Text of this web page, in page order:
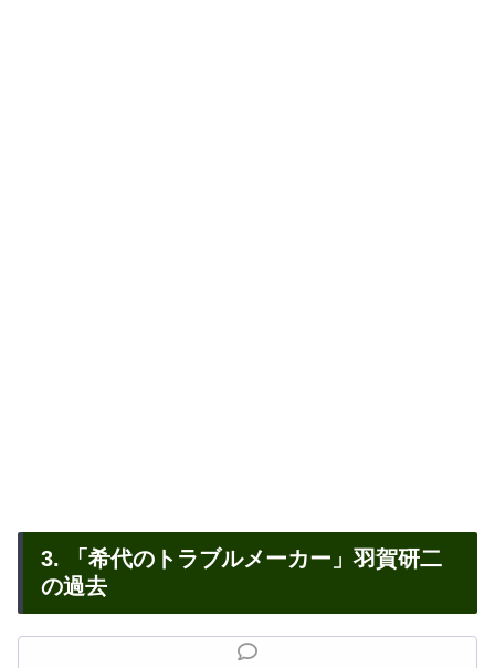
3. 「希代のトラブルメーカー」羽賀研二
の過去